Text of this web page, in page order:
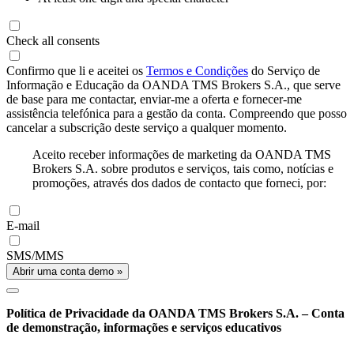
Check all consents
Confirmo que li e aceitei os Termos e Condições do Serviço de
Informação e Educação da OANDA TMS Brokers S.A., que serve
de base para me contactar, enviar-me a oferta e fornecer-me
assistência telefónica para a gestão da conta. Compreendo que posso
cancelar a subscrição deste serviço a qualquer momento.
Aceito receber informações de marketing da OANDA TMS
Brokers S.A. sobre produtos e serviços, tais como, notícias e
promoções, através dos dados de contacto que forneci, por:
E-mail
SMS/MMS
Abrir uma conta demo »
Política de Privacidade da OANDA TMS Brokers S.A. – Conta
de demonstração, informações e serviços educativos